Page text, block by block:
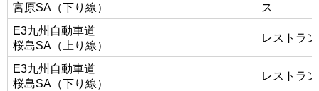
宮原SA（下り線）
ス
E3九州自動車道
桜島SA（上り線）
レストラ
E3九州自動車道
桜島SA（下り線）
レストラ